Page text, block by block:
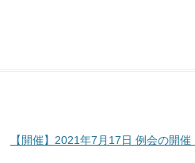
【開催】2021年7月17日 例会の開催